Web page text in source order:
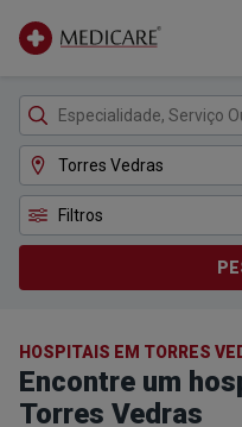
Filtros
HOSPITAIS EM TORRES
Encontre um
Torres Vedras